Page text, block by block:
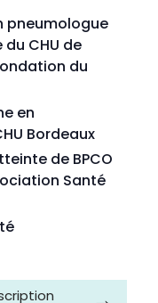
pneumologue
CHU de
du
en
Bordeaux
de BPCO
Santé